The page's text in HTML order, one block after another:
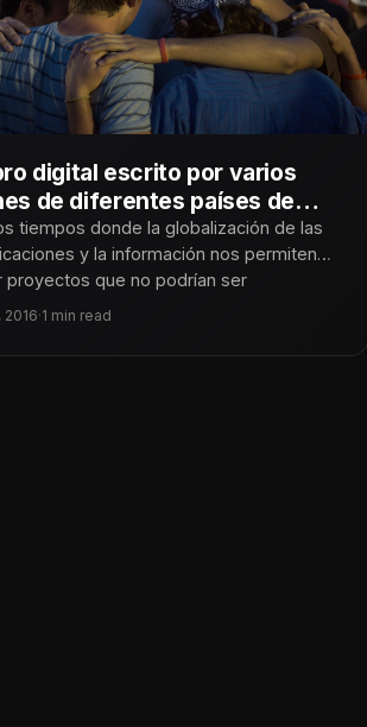
digital escrito por varios
de diferentes países de
tiempos donde la globalización de las
y la información nos permiten
proyectos que no podrían ser
2016·1 min read